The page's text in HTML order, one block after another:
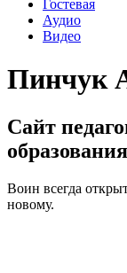
Гостевая
Аудио
Видео
Пинчук
Сайт
образования
Воин всегда
новому.